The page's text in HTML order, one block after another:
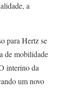
a
para Hertz se
de mobilidade
interino da
um novo